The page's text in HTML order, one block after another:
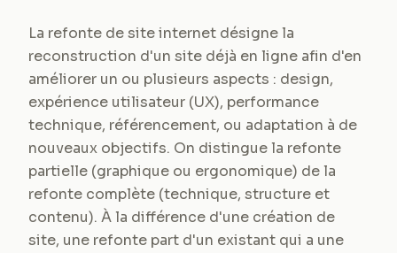
La refonte de site internet désigne la
reconstruction d'un site déjà en ligne afin d'en
améliorer un ou plusieurs aspects : design,
expérience utilisateur (UX), performance
technique, référencement, ou adaptation à de
nouveaux objectifs. On distingue la refonte
partielle (graphique ou ergonomique) de la
refonte complète (technique, structure et
contenu). À la différence d'une création de
site, une refonte part d'un existant qui a une